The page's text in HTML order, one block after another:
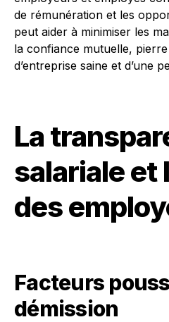
de rémunération et les
peut aider à minimiser les
la confiance mutuelle,
d’entreprise saine et d’une
La
salariale et
des
Facteurs
démission